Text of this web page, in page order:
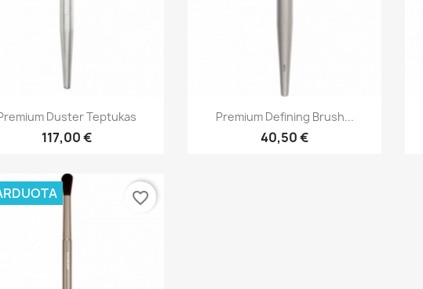
Greita peržiūra
Duster Teptukas
117,00 €
Greita peržiūra
Premium Defining Brush...
40,50 €
favorite_border